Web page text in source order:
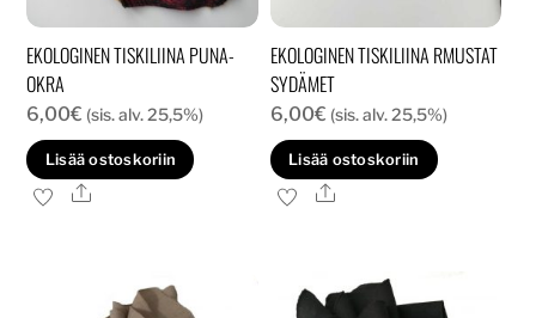
EKOLOGINEN TISKILIINA PUNA-
OKRA
6,00€ (sis. alv. 25,5%)
Lisää ostoskoriin
Ale
EKOLOGINEN TISKILIINA RMUSTAT
SYDÄMET
6,00€ (sis. alv. 25,5%)
Lisää ostoskoriin
Ale